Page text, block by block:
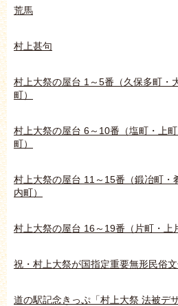
荒馬
村上甚句
村上大祭の屋台 1～5番（久保多町・
町）
村上大祭の屋台 6～10番（塩町・上
町）
村上大祭の屋台 11～15番（鍛冶町・
内町）
村上大祭の屋台 16～19番（片町・上
祝・村上大祭が国指定重要無形民俗文
道の駅記念きっぷ「村上大祭 法被デ